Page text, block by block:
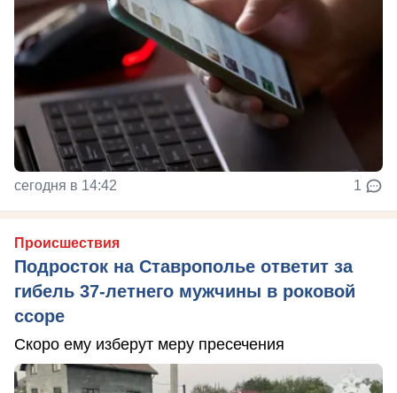
сегодня в 14:42 1
Происшествия
Подросток на Ставрополье ответит за
гибель 37-летнего мужчины в роковой
ссоре
Скоро ему изберут меру пресечения